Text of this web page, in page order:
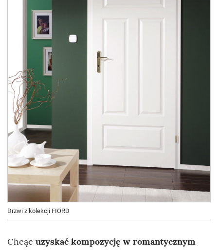
Drzwi z kolekcji FIORD
Chcąc uzyskać kompozycję w romantycznym